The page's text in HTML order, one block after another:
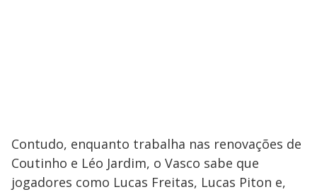
Contudo, enquanto trabalha nas renovações de
Coutinho e Léo Jardim, o Vasco sabe que
jogadores como Lucas Freitas, Lucas Piton e,